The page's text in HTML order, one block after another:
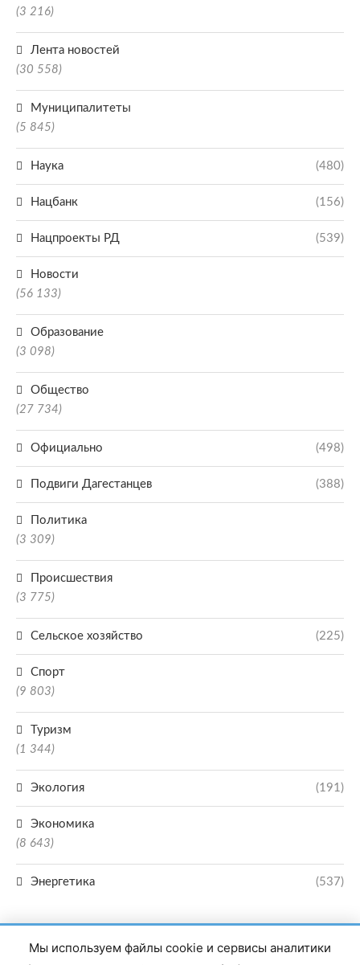
(3 216)
Лента новостей
(30 558)
Муниципалитеты
(5 845)
Наука (480)
Нацбанк (156)
Нацпроекты РД (539)
Новости
(56 133)
Образование
(3 098)
Общество
(27 734)
Официально (498)
Подвиги Дагестанцев (388)
Политика
(3 309)
Происшествия
(3 775)
Сельское хозяйство (225)
Спорт
(9 803)
Туризм
(1 344)
Экология (191)
Экономика
(8 643)
Энергетика (537)
Мы используем файлы cookie и сервисы аналитики